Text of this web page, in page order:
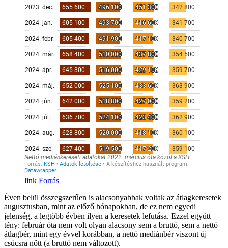
Forrás
Éven belül összegszerűen is alacsonyabbak voltak az átlagkeresetek
augusztusban, mint az előző hónapokban, de ez nem egyedi
jelenség, a legtöbb évben ilyen a keresetek lefutása. Ezzel együtt
tény: február óta nem volt olyan alacsony sem a bruttó, sem a nettó
átlagbér, mint egy évvel korábban, a nettó mediánbér viszont új
csúcsra nőtt (a bruttó nem változott).